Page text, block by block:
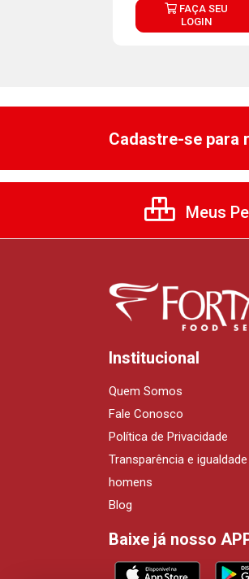
FAÇA SEU
LOGIN
Cadastre-se para
Meus
Institucional
Quem Somos
Fale Conosco
Política de Privacidade
Transparência e
homens
Blog
Baixe já nosso